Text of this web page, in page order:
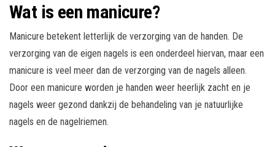
Wat is een manicure?
Manicure betekent letterlijk de verzorging van de handen. De
verzorging van de eigen nagels is een onderdeel hiervan, maar een
manicure is veel meer dan de verzorging van de nagels alleen.
Door een manicure worden je handen weer heerlijk zacht en je
nagels weer gezond dankzij de behandeling van je natuurlijke
nagels en de nagelriemen.